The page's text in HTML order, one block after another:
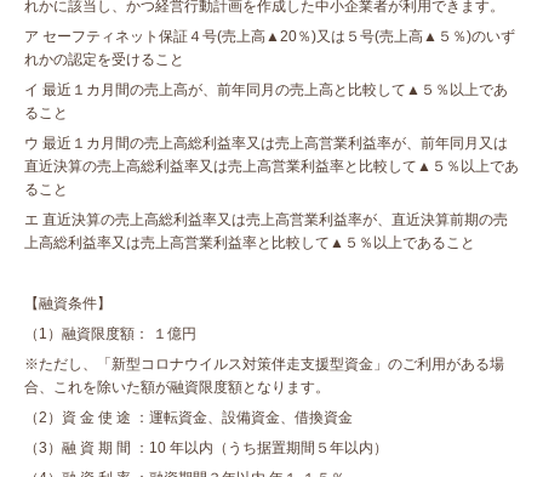
れかに該当し、かつ経営行動計画を作成した中小企業者が利用できます。
ア セーフティネット保証４号(売上高▲20％)又は５号(売上高▲５％)のいず
れかの認定を受けること
イ 最近１カ月間の売上高が、前年同月の売上高と比較して▲５％以上であ
ること
ウ 最近１カ月間の売上高総利益率又は売上高営業利益率が、前年同月又は
直近決算の売上高総利益率又は売上高営業利益率と比較して▲５％以上であ
ること
エ 直近決算の売上高総利益率又は売上高営業利益率が、直近決算前期の売
上高総利益率又は売上高営業利益率と比較して▲５％以上であること
【融資条件】
（1）融資限度額： １億円
※ただし、「新型コロナウイルス対策伴走支援型資金」のご利用がある場
合、これを除いた額が融資限度額となります。
（2）資 金 使 途 ：運転資金、設備資金、借換資金
（3）融 資 期 間 ：10 年以内（うち据置期間５年以内）